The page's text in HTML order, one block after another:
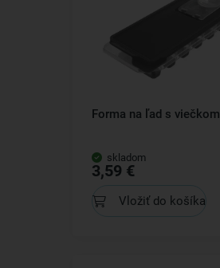
Forma na ľad s viečkom
skladom
3,59 €
Vložiť do košíka